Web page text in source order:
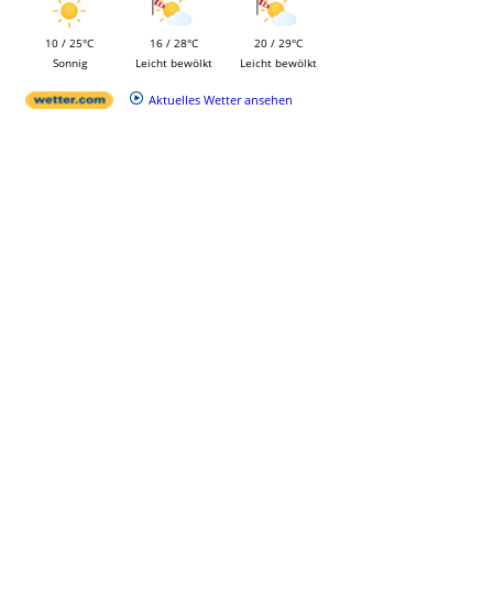
10 / 25°C
Sonnig
16 / 28°C
Leicht bewölkt
20 / 29°C
Leicht bewölkt
Aktuelles Wetter ansehen